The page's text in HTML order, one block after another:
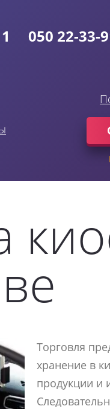
050 22-33-
Торговля
хранение в
продукции и